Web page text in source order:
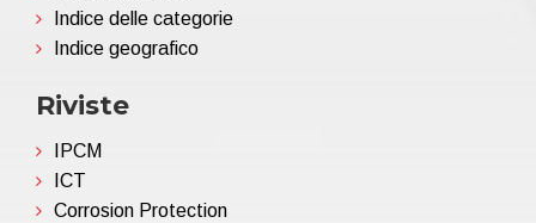
Indice delle categorie
Indice geografico
Riviste
IPCM
ICT
Corrosion Protection